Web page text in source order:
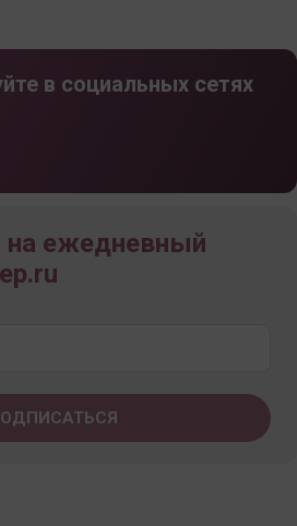
в социальных сетях
на ежедневный